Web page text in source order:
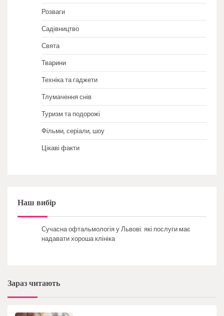
Розваги
Садівництво
Свята
Тварини
Техніка та гаджети
Тлумачення снів
Туризм та подорожі
Фільми, серіали, шоу
Цікаві факти
Наш вибір
Сучасна офтальмологія у Львові: які послуги має
надавати хороша клініка
Зараз читають